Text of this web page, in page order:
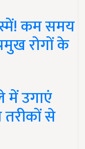
कम समय
रोगों के
उगाएं
से